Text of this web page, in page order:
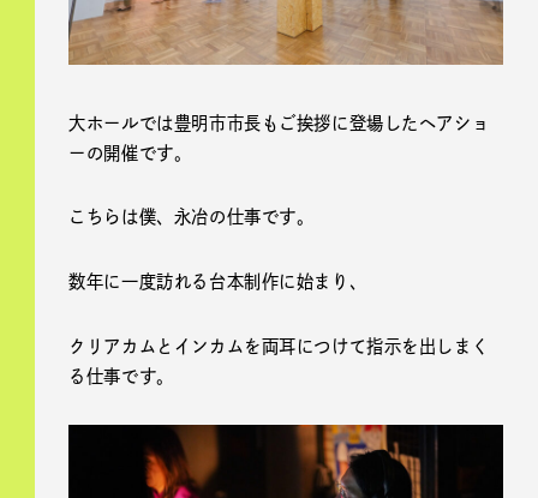
大ホールでは豊明市市長もご挨拶に登場したヘアショ
ーの開催です。
こちらは僕、永冶の仕事です。
数年に一度訪れる台本制作に始まり、
クリアカムとインカムを両耳につけて指示を出しまく
る仕事です。